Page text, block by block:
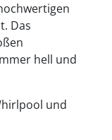
Das
hell und
und